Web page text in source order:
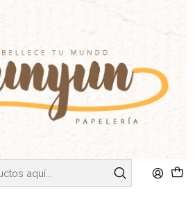
A VIERNES - RETIRO EN VIÑA DEL MAR
el Art Journal?
EL 25/2/2022
el Art Journal?